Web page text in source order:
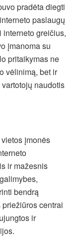
pradėta diegti
paslaugų
greičius,
įmanoma su
pritaikymas ne
vėlinimą, bet ir
naudotis
įmonės
ir mažesnis
bendrą
centrai
ir